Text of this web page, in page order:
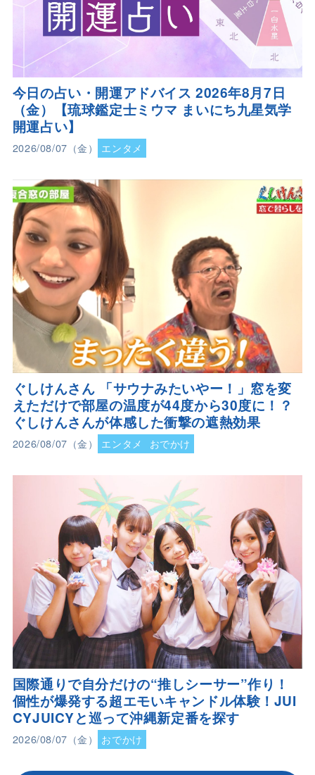
今日の占い・開運アドバイス 2026年8月7日
（金）【琉球鑑定士ミウマ まいにち九星気学
開運占い】
2026/08/07（金） エンタメ
ぐしけんさん 「サウナみたいやー！」窓を変
えただけで部屋の温度が44度から30度に！？
ぐしけんさんが体感した衝撃の遮熱効果
2026/08/07（金） エンタメ おでかけ
国際通りで自分だけの“推しシーサー”作り！
個性が爆発する超エモいキャンドル体験！JUI
CYJUICYと巡って沖縄新定番を探す
2026/08/07（金） おでかけ